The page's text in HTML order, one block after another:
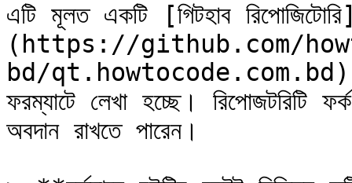
এটি মূলত একটি [গিটহাব
(https://github.com/
bd/qt.howtocode.com.bd)
ফরম্যাটে লেখা হচ্ছে। রিপোজটরিটি
অবদান রাখতে পারেন।